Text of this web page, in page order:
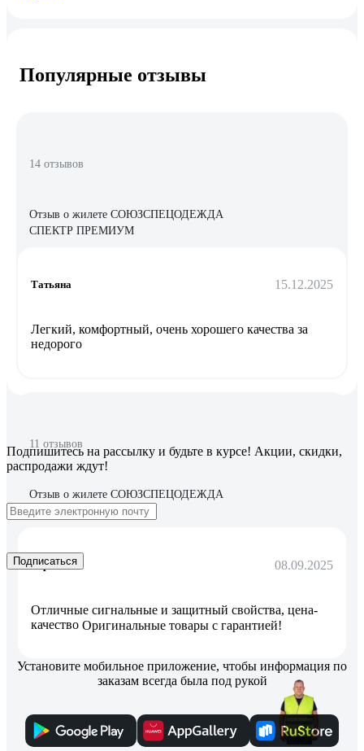
Популярные отзывы
14 отзывов
Отзыв о жилете СОЮЗСПЕЦОДЕЖДА
СПЕКТР ПРЕМИУМ
Татьяна 15.12.2025
Легкий, комфортный, очень хорошего качества за
недорого
11 отзывов
Отзыв о жилете СОЮЗСПЕЦОДЕЖДА
СПЕКТР ПРЕМИУМ
Юра 08.09.2025
Отличные сигнальные и защитный свойства, цена-
качество
14 отзывов
Подпишитесь на рассылку и будьте в курсе! Акции, скидки,
распродажи ждут!
Подписаться
Оригинальные товары с гарантией!
Установите мобильное приложение, чтобы информация по
заказам всегда была под рукой